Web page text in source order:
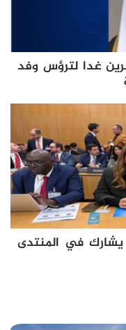
غدا لترؤس وفد
يشارك في المنتدى